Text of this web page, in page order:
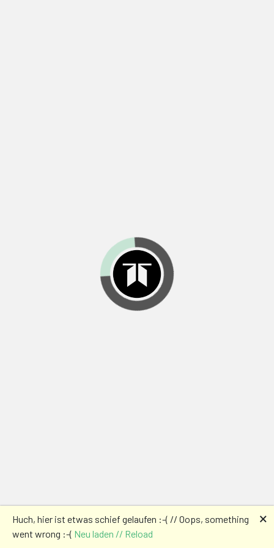
Huch, hier ist etwas schief gelaufen :-( // Oops, something
went wrong :-( Neu laden // Reload
🗙